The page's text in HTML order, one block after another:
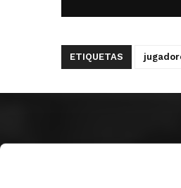
ETIQUETAS